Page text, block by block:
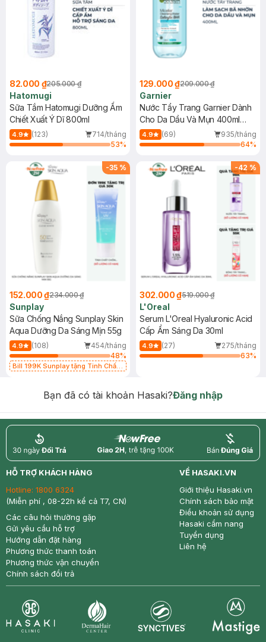
82.000 ₫205.000 ₫
Hatomugi
Sữa Tắm Hatomugi Dưỡng Ẩm
Chiết Xuất Ý Dĩ 800ml
4.9 (123)
714/tháng
53%
129.000 ₫209.000 ₫
Garnier
Nước Tẩy Trang Garnier Dành
Cho Da Dầu Và Mụn 400ml
(Mới)
4.9 (69)
935/tháng
64%
-35 %
152.000 ₫234.000 ₫
Sunplay
Sữa Chống Nắng Sunplay Skin
Aqua Dưỡng Da Sáng Mịn 55g
4.9 (108)
454/tháng
48%
Bill 199K Sunplay tặng Tinh Chất
-42 %
302.000 ₫519.000 ₫
L'Oreal
Serum L'Oreal Hyaluronic Acid
Cấp Ẩm Sáng Da 30ml
4.9 (27)
275/tháng
63%
Bạn đã có tài khoản Hasaki?Đăng nhập
return nowfree price
HỖ TRỢ KHÁCH HÀNG
Hotline: 1800 6324
(Miễn phí , 08-22h kể cả T7, CN)
Các câu hỏi thường gặp
Gửi yêu cầu hỗ trợ
Hướng dẫn đặt hàng
Phương thức thanh toán
Phương thức vận chuyển
Chính sách đổi trả
VỀ HASAKI.VN
Giới thiệu Hasaki.vn
Chính sách bảo mật
Điều khoản sử dụng
Hasaki cẩm nang
Tuyển dụng
Liên hệ